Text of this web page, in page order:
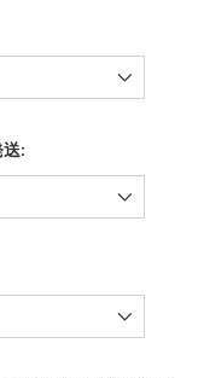
: